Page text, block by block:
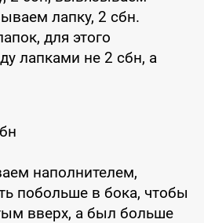
лапку, 2 сбн.
для этого
лапками не 2 сбн, а
наполнителем,
побольше в бока, чтобы
вверх, а был больше